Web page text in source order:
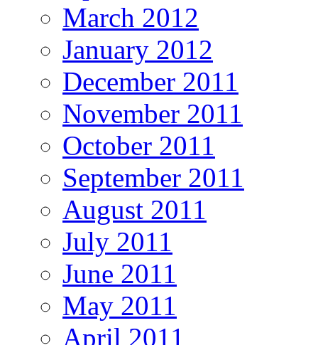
March 2012
January 2012
December 2011
November 2011
October 2011
September 2011
August 2011
July 2011
June 2011
May 2011
April 2011